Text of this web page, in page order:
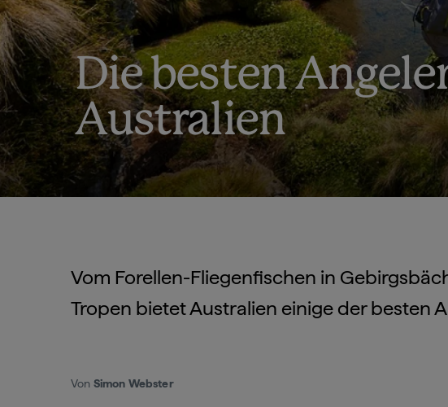
Die besten
Australien
Vom Forellen-Fliegenfischen in
Tropen bietet Australien einige der besten
Von Simon Webster